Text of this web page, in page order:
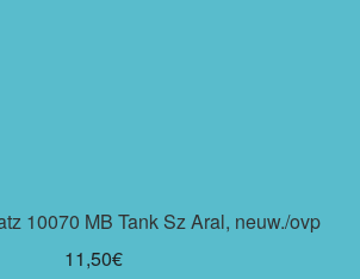
10070 MB Tank Sz Aral, neuw./ovp
11,50€